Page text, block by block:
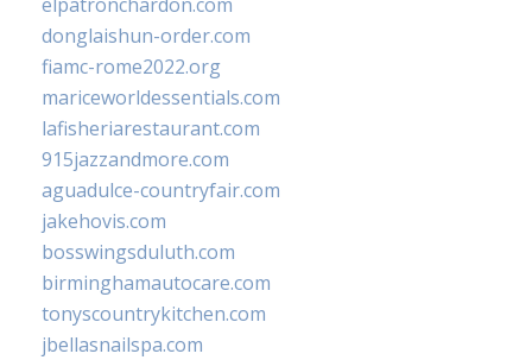
donglaishun-order.com
fiamc-rome2022.org
mariceworldessentials.com
lafisheriarestaurant.com
915jazzandmore.com
aguadulce-countryfair.com
jakehovis.com
bosswingsduluth.com
birminghamautocare.com
tonyscountrykitchen.com
jbellasnailspa.com